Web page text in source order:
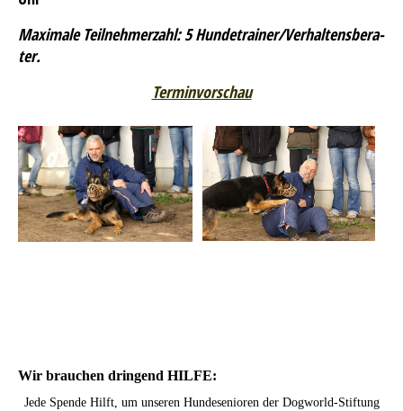
Ma­xi­ma­le Teil­neh­mer­zahl: 5 Hun­de­trai­ner/Ver­hal­tens­be­ra­
ter.
Terminvorschau
Wir brauchen dringend HILFE:
Jede Spende Hilft, um unseren Hundesenioren der Dogworld-Stiftung